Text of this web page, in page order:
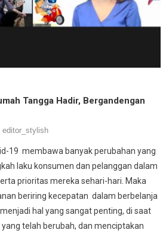
Tangga Hadir, Bergandengan
editor_stylish
19 membawa banyak perubahan yang
laku konsumen dan pelanggan dalam
prioritas mereka sehari-hari. Maka
beriring kecepatan dalam berbelanja
hal yang sangat penting, di saat
telah berubah, dan menciptakan